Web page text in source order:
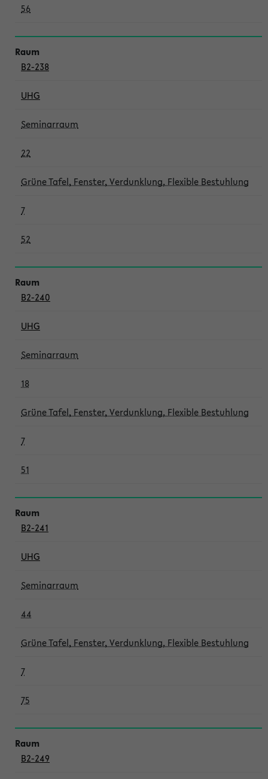
56
B2-238
UHG
Seminarraum
22
Grüne Tafel, Fenster, Verdunklung, Flexible Bestuhlung
7
52
B2-240
UHG
Seminarraum
18
Grüne Tafel, Fenster, Verdunklung, Flexible Bestuhlung
7
51
B2-241
UHG
Seminarraum
44
Grüne Tafel, Fenster, Verdunklung, Flexible Bestuhlung
7
75
B2-249